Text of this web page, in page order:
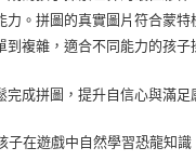
。拼圖的真實圖片符合蒙
複雜，適合不同能力的孩子
完成拼圖，提升自信心與滿足
子在遊戲中自然學習恐龍知識